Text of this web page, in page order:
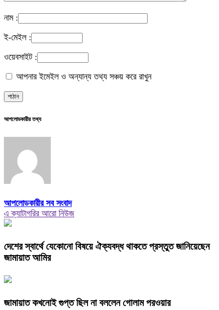
নাম :
ই-মেইল :
ওয়েবসাইট :
আপনার ইমেইল ও অন্যান্য তথ্য সঞ্চয় করে রাখুন
আপলোডকারীর তথ্য
আপলোডকারীর সব সংবাদ
এ ক্যাটাগরির আরো নিউজ
দেশের স্বার্থে যেকোনো বিষয়ে ঐক্যবদ্ধ থাকতে প্রস্তুত জানিয়েছেন
জামায়াত আমির
জামায়াত কখনোই গুপ্ত ছিল না বললেন গোলাম পরওয়ার